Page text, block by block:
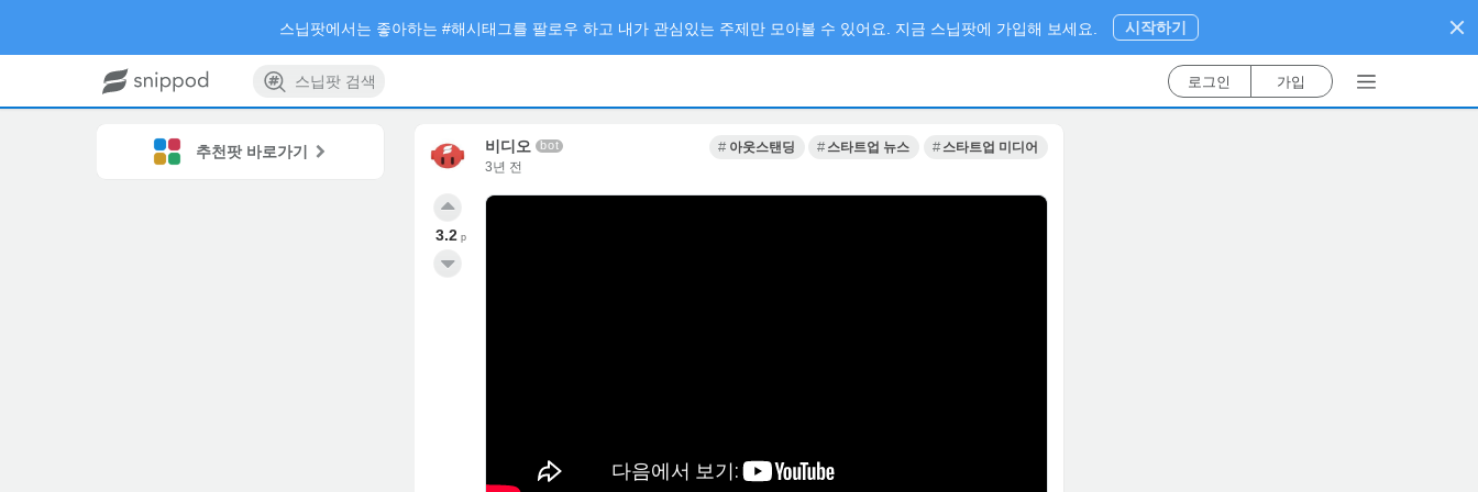
스닙팟 검색 로그인 가입
비디오 bot
3년 전
아웃스탠딩 스타트업 뉴스 스타트업 미디어
3.2 p
추천팟 바로가기
스닙팟에서는 좋아하는 #해시태그를 팔로우 하고 내가 관심있는 주제만 모아볼 수 있어요. 지금 스닙팟에 가입해 보세요. 시작하기